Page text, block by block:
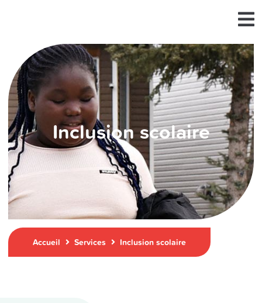
Inclusion scolaire
Accueil Services Inclusion scolaire